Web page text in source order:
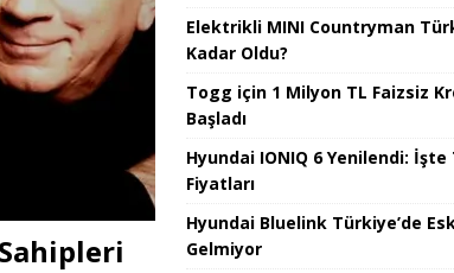
Elektrikli MINI Countryman
Kadar Oldu?
Togg için 1 Milyon TL Faizsiz
Başladı
Hyundai IONIQ 6 Yenilendi:
Fiyatları
Hyundai Bluelink Türkiye’de
Gelmiyor